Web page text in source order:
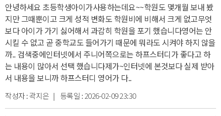
안녕하세요 초등학생아이가사용하는데요~~학원도 몇개월 보내 봤
지만 그때뿐이고 크게 성적 변화도 학원비에 비해서 크게 없고무엇
보다 아이가 가기 싫어해서 과감히 학원을 포기 했습니다영어는 안
시킬 수 없고 곧 중학교도 들어가기 때문에 뭐라도 시켜야 하지 않을
까.. 검색중에인터넷에서 주니어쪽으로는 하프스터디가 좋다고 하
는 내용이 많아서 선택 했습니다제가~인터넷에 본것보다 실제 받아
서 내용을 보니까 하프스터디 영어가 다..
작성자 :곽지은 | 등록일 :2026-02-09 23:30